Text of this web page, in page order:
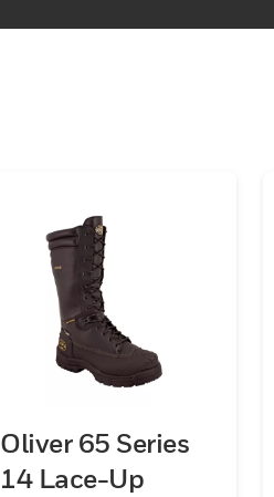
Oliver 65 Series
14 Lace-Up